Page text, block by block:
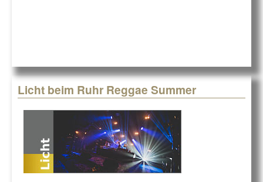
Licht beim Ruhr Reggae Summer